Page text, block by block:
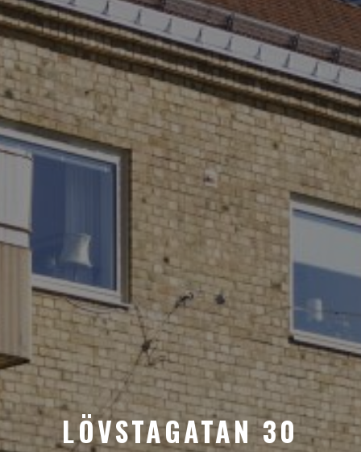
LÖVSTAGATAN 30